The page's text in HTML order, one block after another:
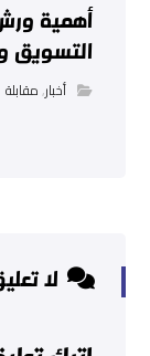
أهمية
التسويق
أخبار,مقابلة
لا